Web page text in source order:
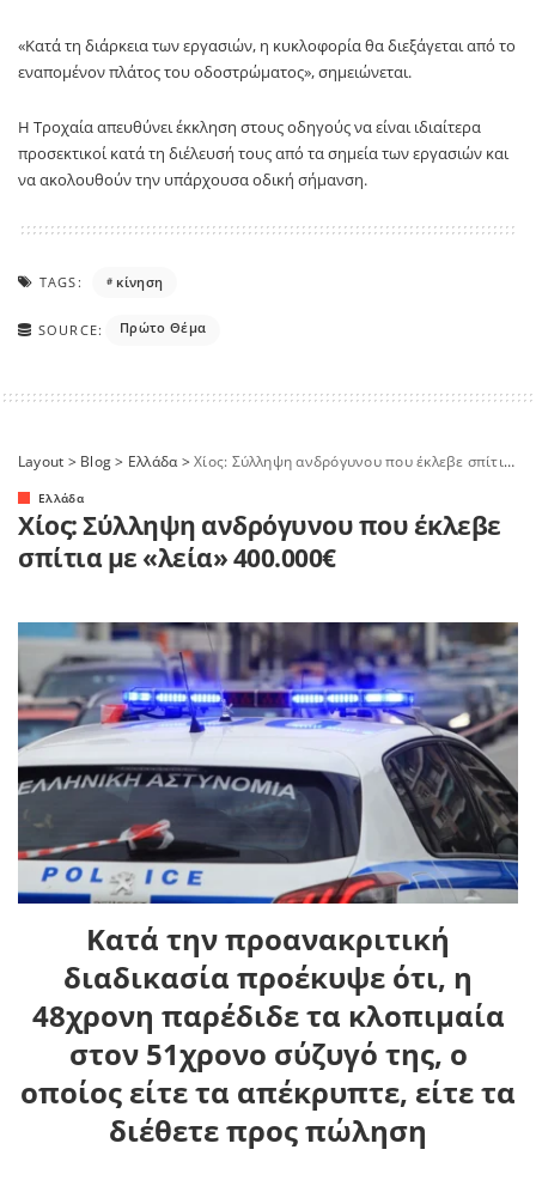
«Κατά τη διάρκεια των εργασιών, η κυκλοφορία θα διεξάγεται από το
εναπομένον πλάτος του οδοστρώματος», σημειώνεται.
Η Τροχαία απευθύνει έκκληση στους οδηγούς να είναι ιδιαίτερα
προσεκτικοί κατά τη διέλευσή τους από τα σημεία των εργασιών και
να ακολουθούν την υπάρχουσα οδική σήμανση.
TAGS: κίνηση
SOURCE: Πρώτο Θέμα
Layout > Blog> Ελλάδα>Χίος: Σύλληψη ανδρόγυνου που έκλεβε σπίτια με «λεία» 400.000€
Ελλάδα
Χίος: Σύλληψη ανδρόγυνου που έκλεβε
σπίτια με «λεία» 400.000€
Κατά την προανακριτική
διαδικασία προέκυψε ότι, η
48χρονη παρέδιδε τα κλοπιμαία
στον 51χρονο σύζυγό της, ο
οποίος είτε τα απέκρυπτε, είτε τα
διέθετε προς πώληση